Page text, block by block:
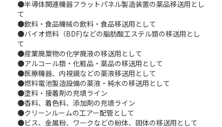
●半導体関連機器フラットパネル製造装置の薬品移送用とし
て
●飲料・食品機械の飲料・食品移送用として
●バイオ燃料（BDF)などの脂肪酸工ステル類の移送用とし
て
●産業廃粟物の化学廃液の移送用として
●アルコール類・化粧品・薬品の移送用として
●医療機器、内視鏡などの薬液移送用として
●燃料電池製造設備の薬液・純水の移送用として
●塗料・接着剤の充填ライン
●香料、着色料、添加剤の充填ライン
●クリーンルームの工アー配管として
●ビス、金属粉、ワークなどの紛体、固体の移送用として